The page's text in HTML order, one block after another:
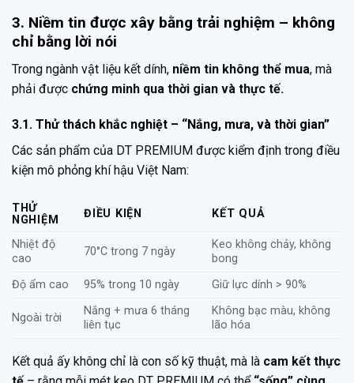
3. Niềm tin được xây bằng trải nghiệm – không
chỉ bằng lời nói
Trong ngành vật liệu kết dính, niềm tin không thể mua, mà
phải được chứng minh qua thời gian và thực tế.
3.1. Thử thách khắc nghiệt – “Nắng, mưa, và thời gian”
Các sản phẩm của DT PREMIUM được kiểm định trong điều
kiện mô phỏng khí hậu Việt Nam:
THỬ
NGHIỆM
ĐIỀU KIỆN KẾT QUẢ
Nhiệt độ
cao
70°C trong 7 ngày
Keo không chảy, không
bong
Độ ẩm cao
95% trong 10 ngày Giữ lực dính > 90%
Ngoài trời
Nắng + mưa 6 tháng
liên tục
Không bạc màu, không
lão hóa
Kết quả ấy không chỉ là con số kỹ thuật, mà là cam kết thực